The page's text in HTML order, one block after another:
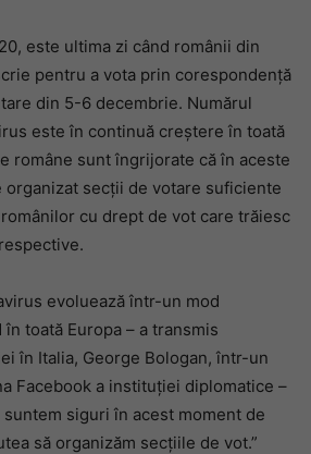
este ultima zi când românii din
pentru a vota prin corespondență
din 5-6 decembrie. Numărul
este în continuă creștere în toată
române sunt îngrijorate că în aceste
secții de votare suficiente
cu drept de vot care trăiesc
evoluează într-un mod
toată Europa – a transmis
în Italia, George Bologan, într-un
Facebook a instituției diplomatice –
siguri în acest moment de
să organizăm secțiile de vot.”